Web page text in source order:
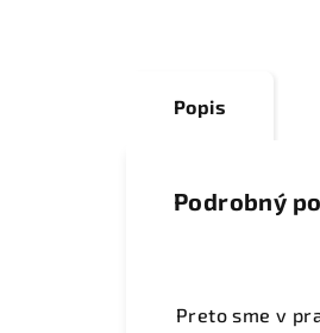
Popis
Podrobný
Preto sme v